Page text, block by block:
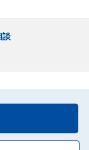
談